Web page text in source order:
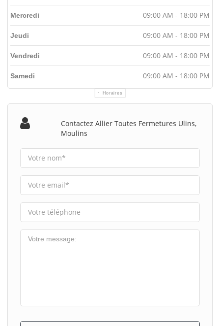
Horaires
Mercredi 09:00 AM - 18:00 PM
Jeudi 09:00 AM - 18:00 PM
Vendredi 09:00 AM - 18:00 PM
Samedi 09:00 AM - 18:00 PM
Contactez Allier Toutes Fermetures Ulins,
Moulins